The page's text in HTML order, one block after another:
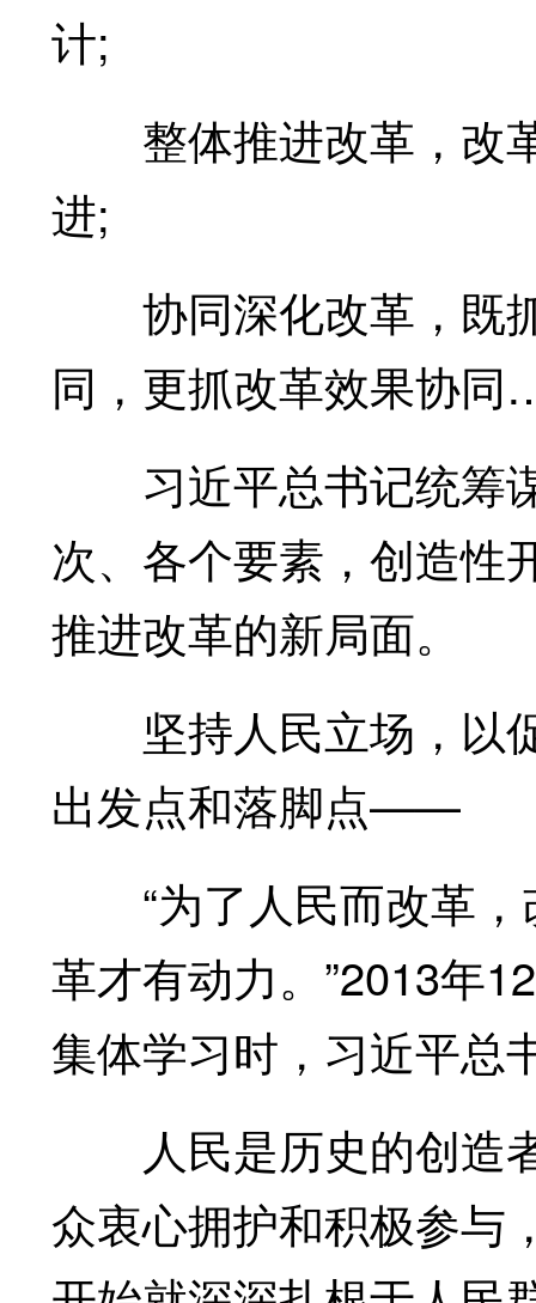
计;
整体推进改革，改
进;
协同深化改革，既
同，更抓改革效果协
习近平总书记统筹
次、各个要素，创造性
推进改革的新局面。
坚持人民立场，以
出发点和落脚点——
“为了人民而改革，
革才有动力。”2013年
集体学习时，习近平总
人民是历史的创造
众衷心拥护和积极参与